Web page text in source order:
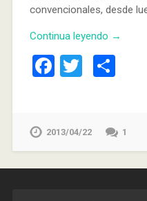
convencionales, desde
Continua leyendo →
Facebook
Twitter
2013/04/22 1